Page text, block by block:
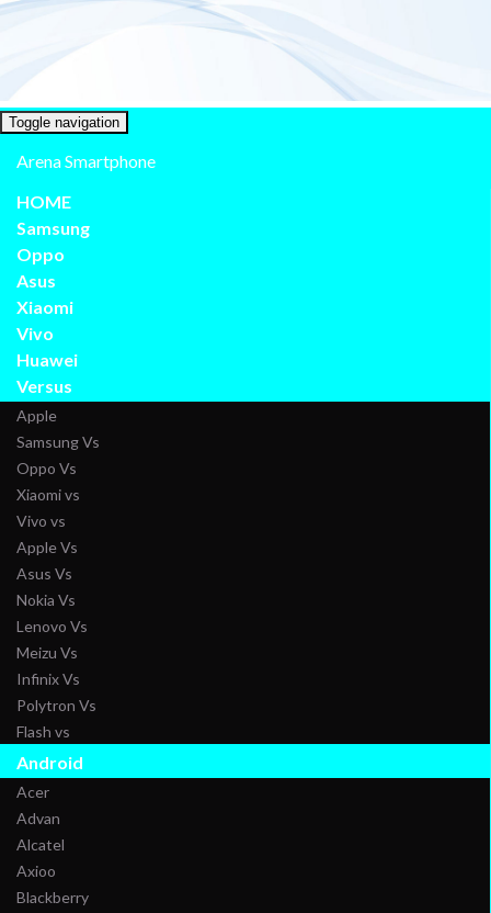
Toggle navigation
Arena Smartphone
HOME
Samsung
Oppo
Asus
Xiaomi
Vivo
Huawei
Versus
Apple
Samsung Vs
Oppo Vs
Xiaomi vs
Vivo vs
Apple Vs
Asus Vs
Nokia Vs
Lenovo Vs
Meizu Vs
Infinix Vs
Polytron Vs
Flash vs
Android
Acer
Advan
Alcatel
Axioo
Blackberry